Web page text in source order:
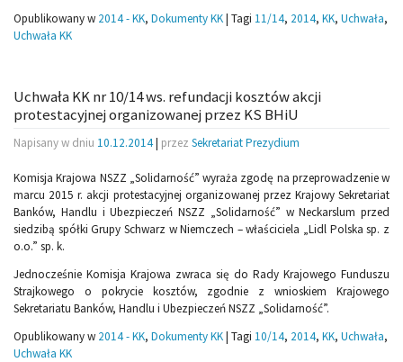
Opublikowany w 2014 - KK, Dokumenty KK| Tagi 11/14, 2014, KK, Uchwała,
Uchwała KK
Uchwała KK nr 10/14 ws. refundacji kosztów akcji
protestacyjnej organizowanej przez KS BHiU
Napisany w dniu 10.12.2014| przez Sekretariat Prezydium
Komisja Krajowa NSZZ „Solidarność” wyraża zgodę na przeprowadzenie w
marcu 2015 r. akcji protestacyjnej organizowanej przez Krajowy Sekretariat
Banków, Handlu i Ubezpieczeń NSZZ „Solidarność” w Neckarslum przed
siedzibą spółki Grupy Schwarz w Niemczech – właściciela „Lidl Polska sp. z
o.o.” sp. k.
Jednocześnie Komisja Krajowa zwraca się do Rady Krajowego Funduszu
Strajkowego o pokrycie kosztów, zgodnie z wnioskiem Krajowego
Sekretariatu Banków, Handlu i Ubezpieczeń NSZZ „Solidarność”.
Opublikowany w 2014 - KK, Dokumenty KK| Tagi 10/14, 2014, KK, Uchwała,
Uchwała KK